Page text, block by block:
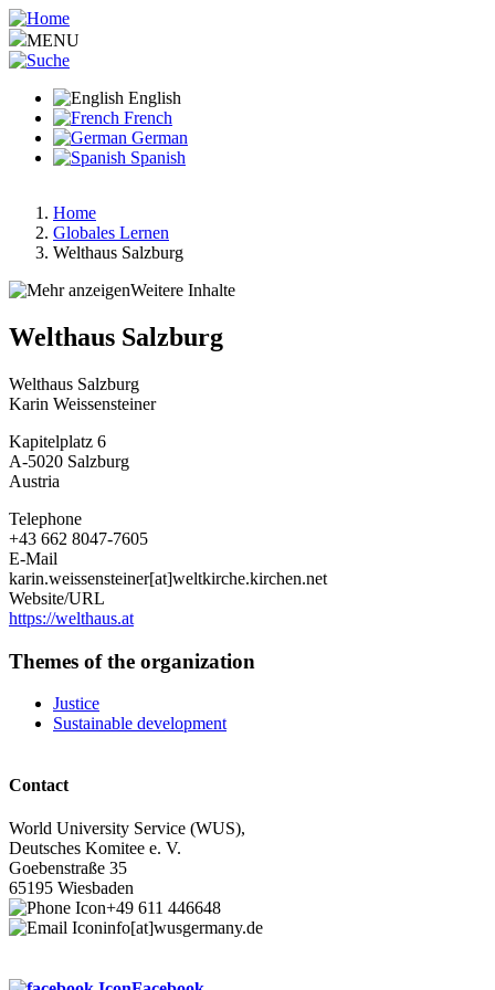
Skip
to
main
MENU
English
French
German
Spanish
Breadcrumb
Home
Globales Lernen
Welthaus Salzburg
Weitere Inhalte
Welthaus Salzburg
Welthaus Salzburg
Karin Weissensteiner
Kapitelplatz 6
A-5020 Salzburg
Austria
Telephone
+43 662 8047-7605
E-Mail
karin.weissensteiner[at]weltkirche.kirchen.net
Website/URL
https://welthaus.at
Themes of the organization
Justice
Sustainable development
Contact
World University Service (WUS),
Deutsches Komitee e. V.
Goebenstraße 35
65195 Wiesbaden
+49 611 446648
info[at]wusgermany.de